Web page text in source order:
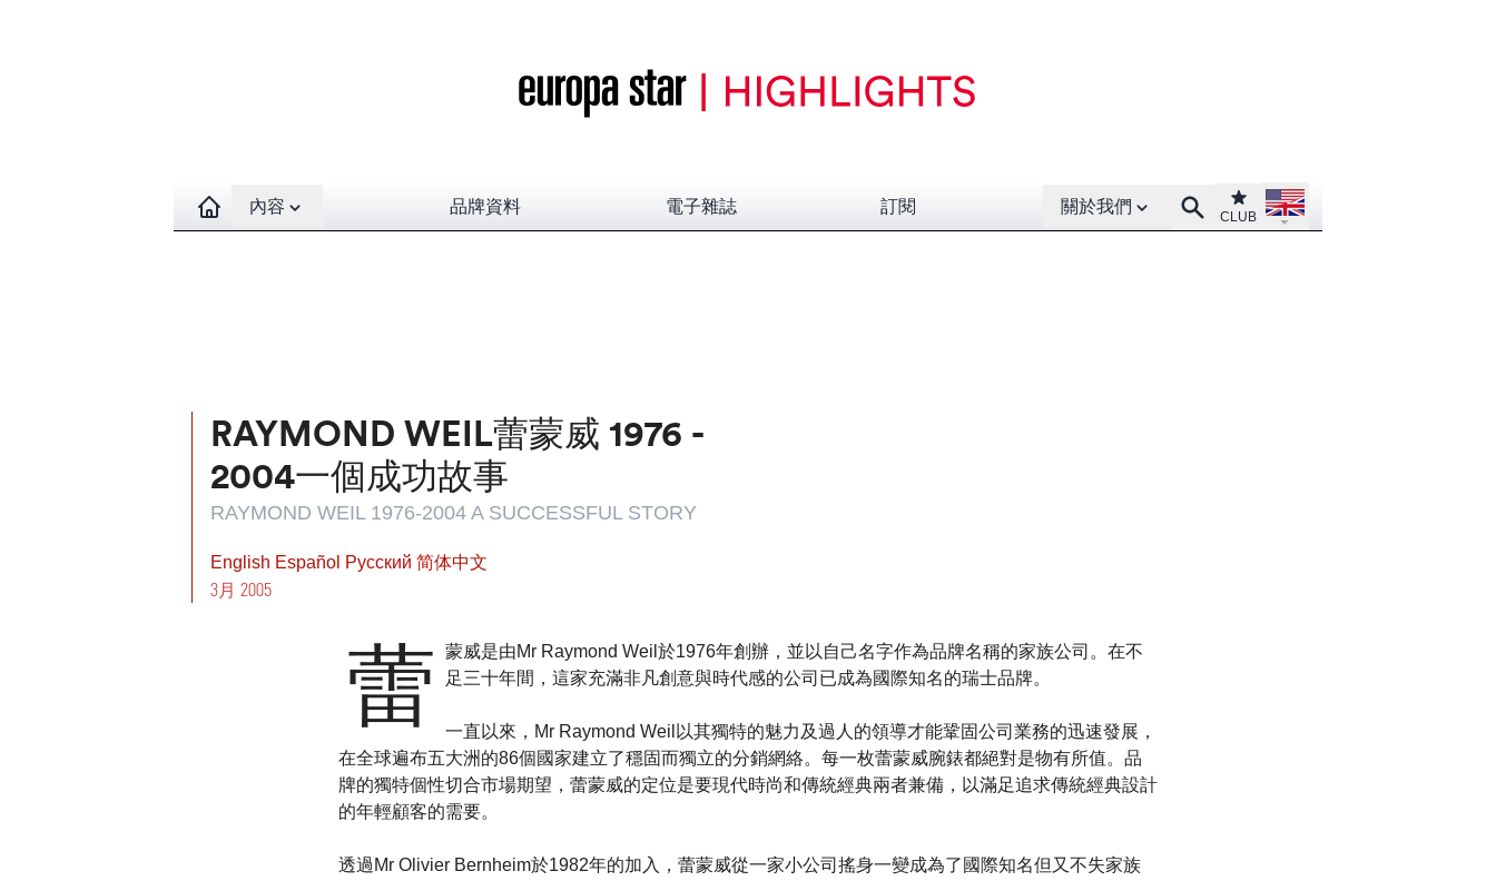
Open contents menu
內容 品牌資料 電子雜誌 訂閱
Open About menu
關於我們 SearchClub
CLUB
Open language menu
RAYMOND WEIL蕾蒙威 1976 -
2004一個成功故事
RAYMOND WEIL 1976-2004 A SUCCESSFUL STORY
English Español Pусский 简体中文
3月 2005
蕾
蒙威是由Mr Raymond Weil於1976年創辦，並以自己名字作為品牌名稱的家族公司。在不
足三十年間，這家充滿非凡創意與時代感的公司已成為國際知名的瑞士品牌。
一直以來，Mr Raymond Weil以其獨特的魅力及過人的領導才能鞏固公司業務的迅速發展，
在全球遍布五大洲的86個國家建立了穩固而獨立的分銷網絡。每一枚蕾蒙威腕錶都絕對是物有所值。品
牌的獨特個性切合市場期望，蕾蒙威的定位是要現代時尚和傳統經典兩者兼備，以滿足追求傳統經典設計
的年輕顧客的需要。
透過Mr Olivier Bernheim於1982年的加入，蕾蒙威從一家小公司搖身一變成為了國際知名但又不失家族